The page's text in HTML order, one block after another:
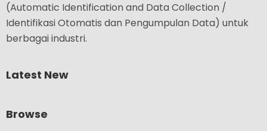
(Automatic Identification and Data Collection /
Identifikasi Otomatis dan Pengumpulan Data) untuk
berbagai industri.
Latest New
Browse